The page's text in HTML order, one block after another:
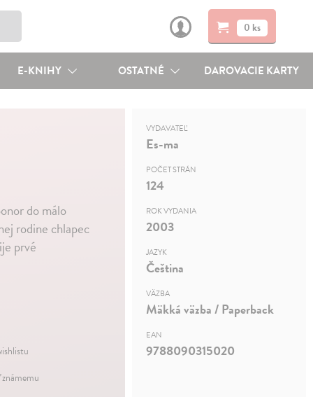
0 ks
E-KNIHY OSTATNÉ DAROVACIE KARTY
do málo
rodine chlapec
prvé
VYDAVATEĽ
Es-ma
POČET STRÁN
124
ROK VYDANIA
2003
JAZYK
Čeština
VÄZBA
Mäkká väzba / Paperback
EAN
9788090315020